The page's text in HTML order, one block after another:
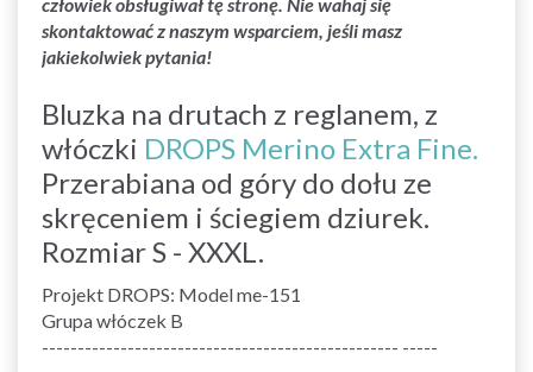
skontaktować z naszym wsparciem, jeśli masz
jakiekolwiek pytania!
Bluzka na drutach z reglanem, z
włóczki DROPS Merino Extra Fine.
Przerabiana od góry do dołu ze
skręceniem i ściegiem dziurek.
Rozmiar S - XXXL.
Projekt DROPS: Model me-151
Grupa włóczek B
-------------------------------------------------- -----